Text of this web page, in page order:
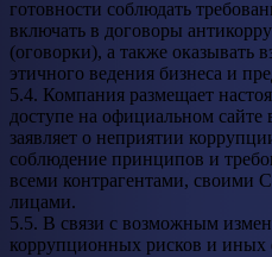
готовности соблюдать
включать в договоры
(оговорки), а также оказывать
этичного ведения бизнеса и
5.4. Компания размещает
доступе на официальном сайте
заявляет о неприятии
соблюдение принципов и
всеми контрагентами, своими
лицами.
5.5. В связи с возможным
коррупционных рисков и